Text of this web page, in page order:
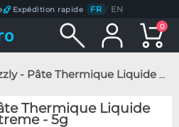
Expédition rapide FR / EN
0
Thermique Liquide Conductonaut Extreme - 5g
Thermique Liquide
- 5g